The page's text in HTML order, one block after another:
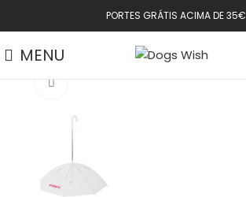
PORTES GRÁTIS ACIMA DE 35€
MENU
Click to enlarge